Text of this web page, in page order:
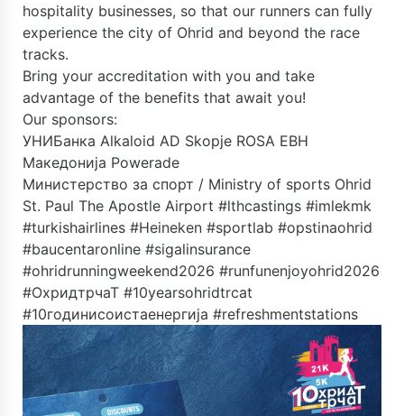
hospitality businesses, so that our runners can fully
experience the city of Ohrid and beyond the race
tracks.
Bring your accreditation with you and take
advantage of the benefits that await you!
Our sponsors:
УНИБанка Alkaloid AD Skopje ROSA ЕВН
Македонија Powerade
Министерство за спорт / Ministry of sports Ohrid
St. Paul The Apostle Airport #lthcastings #imlekmk
#turkishairlines #Heineken #sportlab #opstinaohrid
#baucentaronline #sigalinsurance
#ohridrunningweekend2026 #runfunenjoyohrid2026
#ОхридтрчаТ #10yearsohridtrcat
#10годинисоистаенергија #refreshmentstations